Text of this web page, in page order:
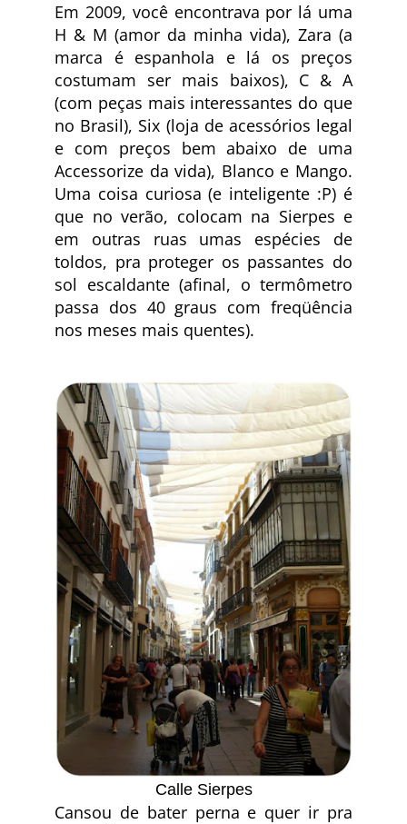
Em 2009, você encontrava por lá uma
H & M (amor da minha vida), Zara (a
marca é espanhola e lá os preços
costumam ser mais baixos), C & A
(com peças mais interessantes do que
no Brasil), Six (loja de acessórios legal
e com preços bem abaixo de uma
Accessorize da vida), Blanco e Mango.
Uma coisa curiosa (e inteligente :P) é
que no verão, colocam na Sierpes e
em outras ruas umas espécies de
toldos, pra proteger os passantes do
sol escaldante (afinal, o termômetro
passa dos 40 graus com freqüência
nos meses mais quentes).
Calle Sierpes
Cansou de bater perna e quer ir pra